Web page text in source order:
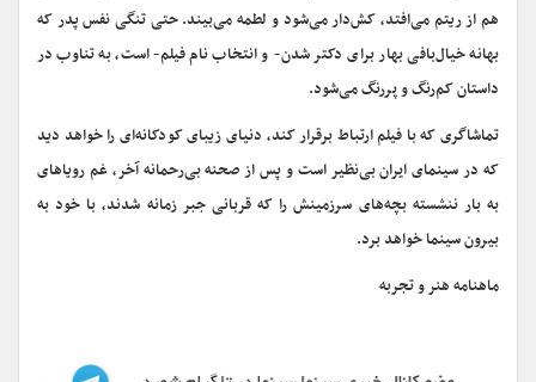
هم از ریتم می‌افتد، کش‌دار می‌شود و لطمه می‌بیند. حتی تنگی نفس پدر که
بهانه خیال‌بافی بهار برای دکتر شدن- و انتخاب نام فیلم- است، به تناوب در
داستان کم‌رنگ و پررنگ می‌شود.
تماشاگری که با فیلم ارتباط برقرار کند، دنیای زیبای کودکانه‌ای را خواهد دید
که در سینمای ایران بی‌نظیر است و پس از صحنه بی‌رحمانه آخر، غم رویاهای
به بار ننشسته بچه‌های سرزمینش را که قربانی جبر زمانه شدند، با خود به
بیرون سینما خواهد برد.
ماهنامه هنر و تجربه